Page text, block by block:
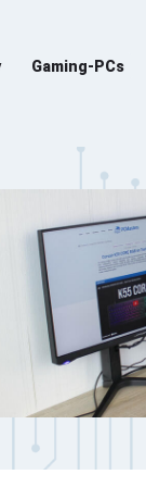
Gaming-PCs